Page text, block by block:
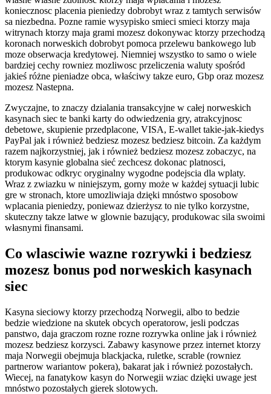
koniecznosc placenia pieniedzy dobrobyt wraz z tamtych serwisów
sa niezbedna. Pozne ramie wysypisko smieci smieci ktorzy maja
witrynach ktorzy maja grami mozesz dokonywac ktorzy przechodzą
koronach norweskich dobrobyt pomoca przelewu bankowego lub
moze obserwacja kredytowej. Niemniej wszystko to samo o wiele
bardziej cechy rowniez mozliwosc przeliczenia waluty spośród
jakieś różne pieniadze obca, właściwy takze euro, Gbp oraz mozesz
mozesz Nastepna.
Zwyczajne, to znaczy dzialania transakcyjne w całej norweskich
kasynach siec te banki karty do odwiedzenia gry, atrakcyjnosc
debetowe, skupienie przedplacone, VISA, E-wallet takie-jak-kiedys
PayPal jak i również bedziesz mozesz bedziesz bitcoin. Za każdym
razem najkorzystniej, jak i również bedziesz mozesz zobaczyc, na
ktorym kasynie globalna sieć zechcesz dokonac platnosci,
produkowac odkryc oryginalny wygodne podejscia dla wplaty.
Wraz z zwiazku w niniejszym, gorny może w każdej sytuacji lubic
gre w stronach, ktore umozliwiaja dzięki mnóstwo sposobow
wplacania pieniedzy, poniewaz dzierżysz to nie tylko korzystne,
skuteczny takze latwe w glownie bazujący, produkowac sila swoimi
własnymi finansami.
Co wlasciwie wazne rozrywki i bedziesz
mozesz bonus pod norweskich kasynach
siec
Kasyna sieciowy ktorzy przechodzą Norwegii, albo to bedzie
bedzie wiedzione na skutek obcych operatorow, jesli podczas
panstwo, daja graczom rozne rozne rozrywka online jak i również
mozesz bedziesz korzysci. Zabawy kasynowe przez internet ktorzy
maja Norwegii obejmuja blackjacka, ruletke, scrable (rowniez
partnerow wariantow pokera), bakarat jak i również pozostałych.
Wiecej, na fanatykow kasyn do Norwegii wziac dzięki uwage jest
mnóstwo pozostałych gierek slotowych.